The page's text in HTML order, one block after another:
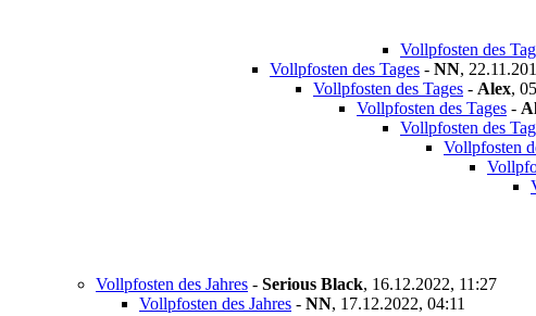
Vollpfosten des
Vollpfosten des Tages - NN,
Vollpfosten des Tages - Alex,
Vollpfosten des Tages -
Vollpfosten des
Vollpfosten
Vollpfosten des Jahres - Serious Black, 16.12.2022, 11:27
Vollpfosten des Jahres - NN, 17.12.2022, 04:11